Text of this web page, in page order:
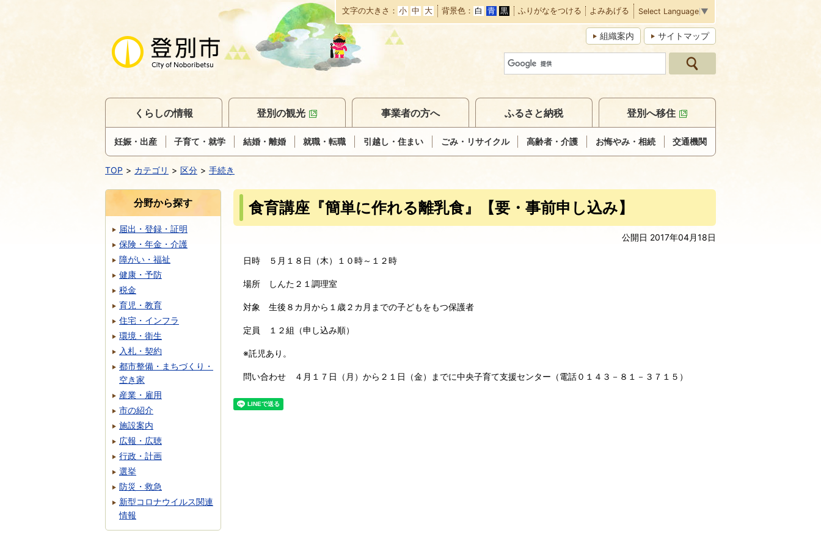
本
文
へ
移
動
文字の大きさ 小 中 大 背景色 白 青 黒 ふりがなをつける よみあげる Select Language ▼
組織案内 サイトマップ
くらしの情報
妊娠・出産 子育て・就学 結婚・離婚 就職・転職 引越し・住まい ごみ・リサイクル 高齢者・介護 お悔やみ・相続 交通機関
登別の観光 事業者の方へ ふるさと納税 登別へ移住
TOP カテゴリ 区分 手続き
食育講座『簡単に作れる離乳食』【要・事前申し込み】
公開日 2017年04月18日
日時 ５月１８日（木）１０時～１２時
場所 しんた２１調理室
対象 生後８カ月から１歳２カ月までの子どもをもつ保護者
定員 １２組（申し込み順）
※託児あり。
問い合わせ ４月１７日（月）から２１日（金）までに中央子育て支援センター（電話０１４３－８１－３７１５）
分野から探す
届出・登録・証明
保険・年金・介護
障がい・福祉
健康・予防
税金
育児・教育
住宅・インフラ
環境・衛生
入札・契約
都市整備・まちづくり・
空き家
産業・雇用
市の紹介
施設案内
広報・広聴
行政・計画
選挙
防災・救急
新型コロナウイルス関連
情報